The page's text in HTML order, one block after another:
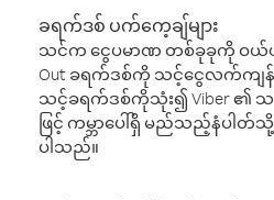
ခရက်ဒစ် ပက်ကေ့ချ်များ
သင်က ငွေပမာဏ တစ်ခုခုကို ဝယ်
Out ခရက်ဒစ်ကို သင့်ငွေလက်က
သင့်ခရက်ဒစ်ကိုသုံး၍ Viber ၏ သ
ဖြင့် ကမ္ဘာပေါ်ရှိ မည်သည့်နံပါတ်
ပါသည်။